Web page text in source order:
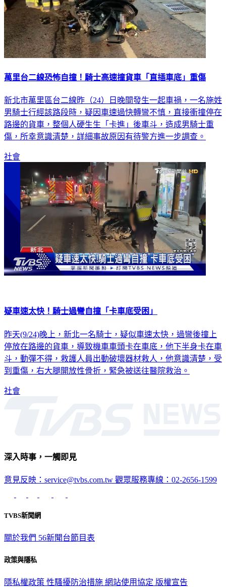
萬里台二線恐怖自撞！騎士高速撞貨車「直插車底」重傷
新北市萬里區台二線昨（24）日晚間發生一起車禍，一名施姓
男騎士行經該路段時，疑因車速過快轉彎不慎，直接衝撞停在
路邊的貨車，整個人硬生生「卡進」後車斗，造成男騎士重
傷，所幸意識清楚，詳細事故原因有待警方進一步調查。
社會
疑車速太快！騎士過彎自撞「卡車底受困」
昨天(9/24)晚上，新北一名騎士，疑似車速太快，過彎後撞上
停放在路邊的貨車，導致機車車頭卡在車底，他下半身卡在車
斗，動彈不得，救護人員出動破壞器材救人，他意識清楚，受
到重傷，右大腿開放性骨折，緊急被送往醫院救治。
社會
深入時事，一觸即見
意見反映：service@tvbs.com.tw 觀眾服務專線：02-2656-1599
TVBS新聞網
關於我們 56新聞台節目表
政策與隱私
隱私權政策 性騷擾防治措施 網站使用協定 版權宣告